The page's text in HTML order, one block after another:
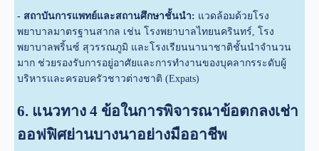
- สถาบันการแพทย์และสถานศึกษาชั้นนำ: แวดล้อมด้วยโรง
พยาบาลมาตรฐานสากล เช่น โรงพยาบาลไทยนครินทร์, โรง
พยาบาลพริ้นซ์ สุวรรณภูมิ และโรงเรียนนานาชาติชั้นนำจำนวน
มาก ช่วยรองรับการอยู่อาศัยและการทำงานของบุคลากรระดับผู้
บริหารและครอบครัวชาวต่างชาติ (Expats)
6. แนวทาง 4 ข้อในการพิจารณาข้อตกลงเช่า
ออฟฟิศย่านบางนาอย่างมืออาชีพ